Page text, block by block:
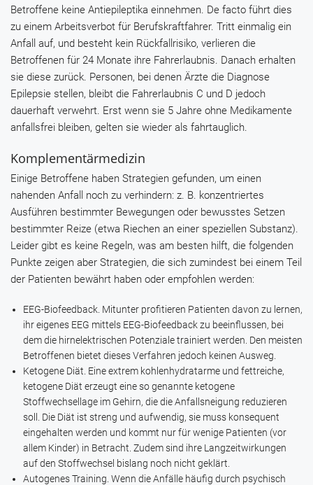
Betroffene keine Antiepileptika einnehmen. De facto führt dies
zu einem Arbeitsverbot für Berufskraftfahrer. Tritt einmalig ein
Anfall auf, und besteht kein Rückfallrisiko, verlieren die
Betroffenen für 24 Monate ihre Fahrerlaubnis. Danach erhalten
sie diese zurück. Personen, bei denen Ärzte die Diagnose
Epilepsie stellen, bleibt die Fahrerlaubnis C und D jedoch
dauerhaft verwehrt. Erst wenn sie 5 Jahre ohne Medikamente
anfallsfrei bleiben, gelten sie wieder als fahrtauglich.
Komplementärmedizin
Einige Betroffene haben Strategien gefunden, um einen
nahenden Anfall noch zu verhindern: z. B. konzentriertes
Ausführen bestimmter Bewegungen oder bewusstes Setzen
bestimmter Reize (etwa Riechen an einer speziellen Substanz).
Leider gibt es keine Regeln, was am besten hilft, die folgenden
Punkte zeigen aber Strategien, die sich zumindest bei einem Teil
der Patienten bewährt haben oder empfohlen werden:
EEG-Biofeedback. Mitunter profitieren Patienten davon zu lernen,
ihr eigenes EEG mittels EEG-Biofeedback zu beeinflussen, bei
dem die hirnelektrischen Potenziale trainiert werden. Den meisten
Betroffenen bietet dieses Verfahren jedoch keinen Ausweg.
Ketogene Diät. Eine extrem kohlenhydratarme und fettreiche,
ketogene Diät erzeugt eine so genannte ketogene
Stoffwechsellage im Gehirn, die die Anfallsneigung reduzieren
soll. Die Diät ist streng und aufwendig, sie muss konsequent
eingehalten werden und kommt nur für wenige Patienten (vor
allem Kinder) in Betracht. Zudem sind ihre Langzeitwirkungen
auf den Stoffwechsel bislang noch nicht geklärt.
Autogenes Training. Wenn die Anfälle häufig durch psychisch